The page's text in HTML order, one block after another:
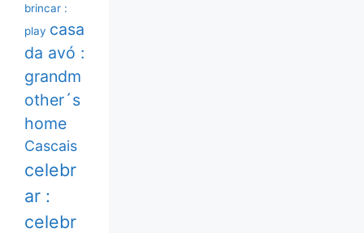
brincar :
play casa
da avó :
grandm
other´s
home
Cascais
celebr
ar :
celebr